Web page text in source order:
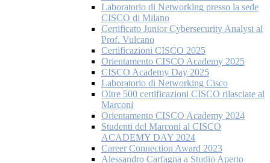
Laboratorio di Networking presso la sede
CISCO di Milano
Certificato Junior Cybersecurity Analyst al
Prof. Vulcano
Certificazioni CISCO 2025
Orientamento CISCO Academy 2025
CISCO Academy Day 2025
Laboratorio di Networking Cisco
Oltre 500 certificazioni CISCO rilasciate al
Marconi
Orientamento CISCO Academy 2024
Studenti del Marconi al CISCO
ACADEMY DAY 2024
Career Connection Award 2023
Alessandro Carfagna a Studio Aperto